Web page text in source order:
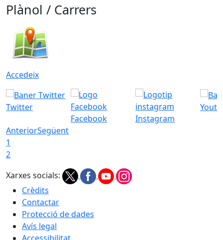
Plànol / Carrers
Accedeix
Twitter
Facebook
Instagram
AnteriorSegüent
1
2
Xarxes socials:
Crèdits
Contactar
Protecció de dades
Avís legal